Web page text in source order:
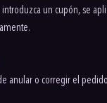
un cupón, se
anular o corregir el